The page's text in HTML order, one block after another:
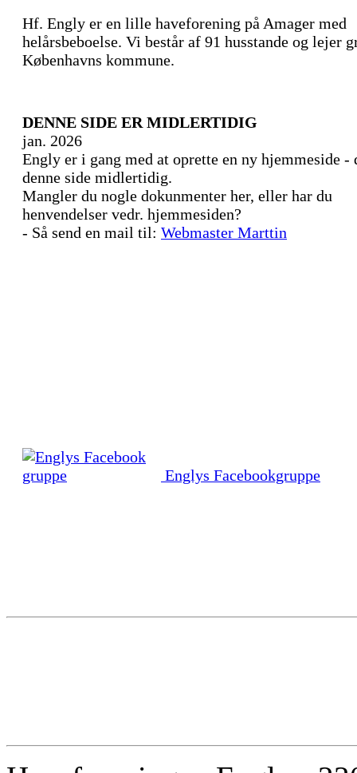
Hf. Engly er en lille haveforening på Amager med
helårsbeboelse. Vi består af 91 husstande og lejer
Københavns kommune.
DENNE SIDE ER MIDLERTIDIG
jan. 2026
Engly er i gang med at oprette en ny hjemmeside -
denne side midlertidig.
Mangler du nogle dokunmenter her, eller har du
henvendelser vedr. hjemmesiden?
- Så send en mail til: Webmaster Marttin
Englys Facebookgruppe